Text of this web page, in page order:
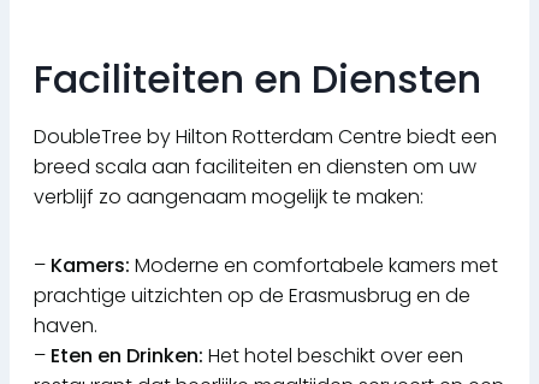
Faciliteiten en Diensten
DoubleTree by Hilton Rotterdam Centre biedt een
breed scala aan faciliteiten en diensten om uw
verblijf zo aangenaam mogelijk te maken:
– Kamers: Moderne en comfortabele kamers met
prachtige uitzichten op de Erasmusbrug en de
haven.
– Eten en Drinken: Het hotel beschikt over een